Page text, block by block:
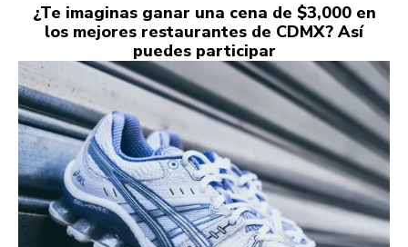
¿Te imaginas ganar una cena de $3,000 en
los mejores restaurantes de CDMX? Así
puedes participar